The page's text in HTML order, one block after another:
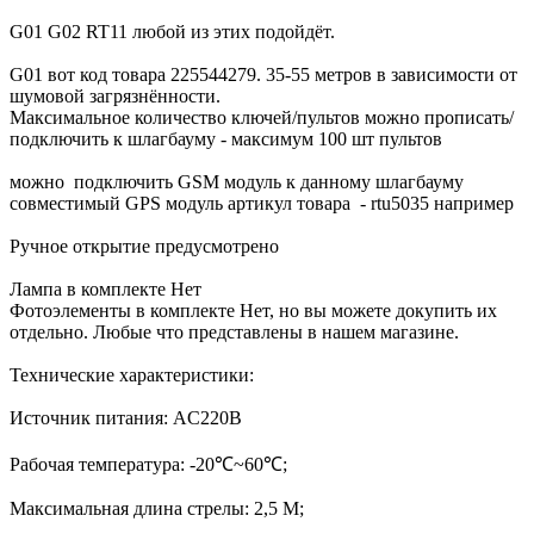
G01 G02 RT11 любой из этих подойдёт.
G01 вот код товара 225544279. 35-55 метров в зависимости от
шумовой загрязнённости.
Максимальное количество ключей/пультов можно прописать/
подключить к шлагбауму - максимум 100 шт пультов
можно подключить GSM модуль к данному шлагбауму
совместимый GPS модуль артикул товара - rtu5035 например
Ручное открытие предусмотрено
Лампа в комплекте Нет
Фотоэлементы в комплекте Нет, но вы можете докупить их
отдельно. Любые что представлены в нашем магазине.
Технические характеристики:
Источник питания: AC220B
Рабочая температура: -20℃~60℃;
Максимальная длина стрелы: 2,5 М;